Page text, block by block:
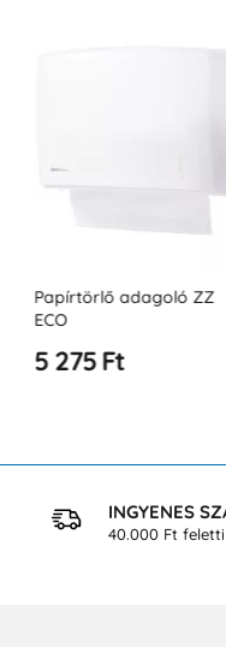
Papírtörlő adagoló ZZ
ECO
5 275 Ft
INGYENES
40.000 Ft